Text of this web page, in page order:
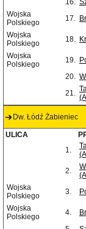
16.
Wojska
Polskiego
17.
Wojska
Polskiego
18.
Wojska
Polskiego
19.
20.
21.
Dw. Łódź Żabieniec
ULICA
1.
2.
Wojska
Polskiego
3.
Wojska
Polskiego
4.